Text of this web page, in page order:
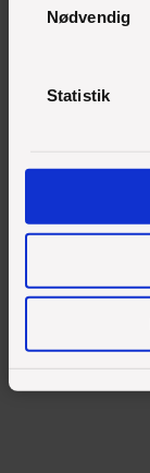
Nødvendig
Statistik